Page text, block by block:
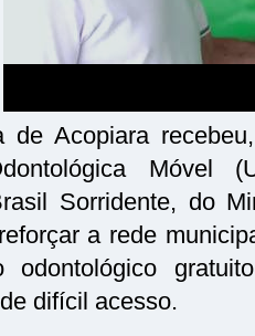
de Acopiara
Móvel
Sorridente, do
a rede
odontológico
difícil acesso.